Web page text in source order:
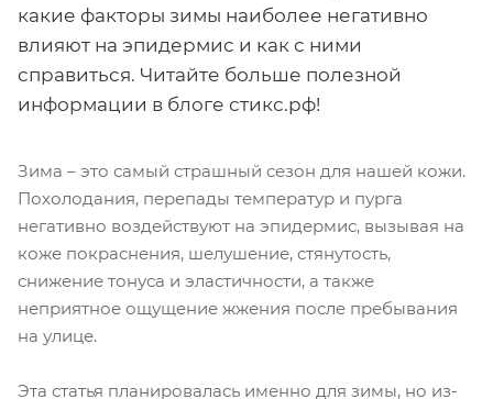
какие факторы зимы наиболее негативно
влияют на эпидермис и как с ними
справиться. Читайте больше полезной
информации в блоге стикс.рф!
Зима – это самый страшный сезон для нашей кожи.
Похолодания, перепады температур и пурга
негативно воздействуют на эпидермис, вызывая на
коже покраснения, шелушение, стянутость,
снижение тонуса и эластичности, а также
неприятное ощущение жжения после пребывания
на улице.
Эта статья планировалась именно для зимы, но из-